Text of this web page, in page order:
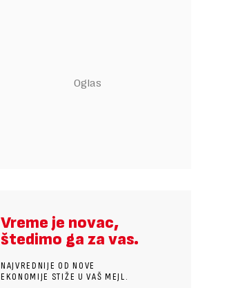
Vreme je novac,
štedimo ga za vas.
NAJVREDNIJE OD NOVE
EKONOMIJE STIŽE U VAŠ MEJL.